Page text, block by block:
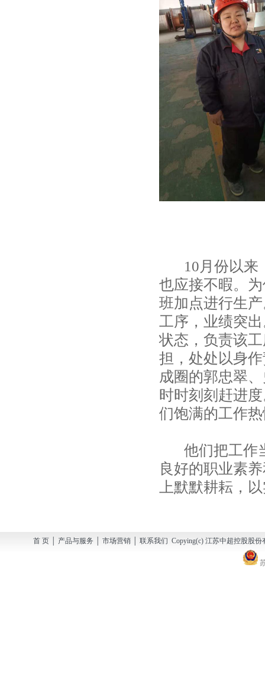
10月份以来
也应接不暇。
班加点进行生
工序，业绩突
状态，负责该
担，处处以身
成圈的郭忠翠
时时刻刻赶进
们饱满的工作
他们把工作当
良好的职业素
上默默耕耘，
首 页 │ 产品与服务 │ 市场营销 │ 联系我们 Copying(c) 江苏中超控股股